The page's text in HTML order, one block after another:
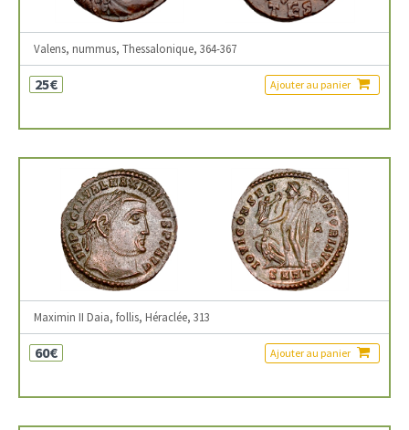
Valens, nummus, Thessalonique, 364-367
25€ Ajouter au panier
Maximin II Daia, follis, Héraclée, 313
60€ Ajouter au panier